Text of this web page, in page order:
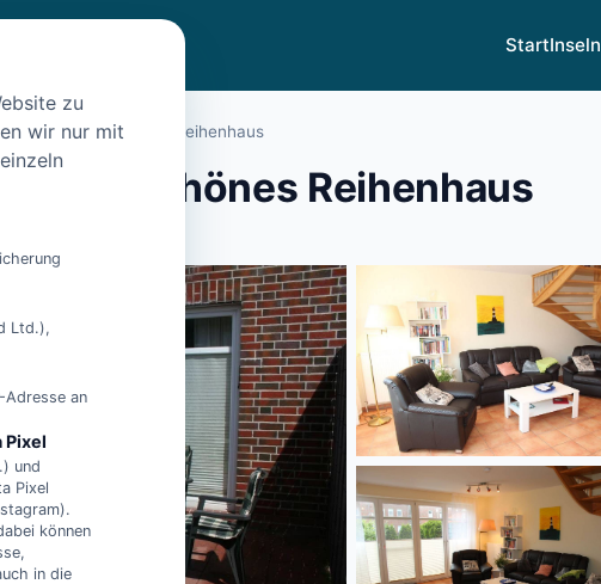
StartInseln
Unterkunft Schönes Reihenhaus
Schönes Reihenhaus
zu
wir nur mit
Ltd.),
Adresse an
Pixel
und
Pixel
können
in die